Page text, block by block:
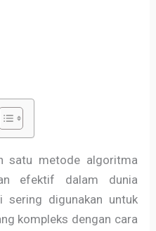
satu metode algoritma
efektif dalam dunia
sering digunakan untuk
kompleks dengan cara